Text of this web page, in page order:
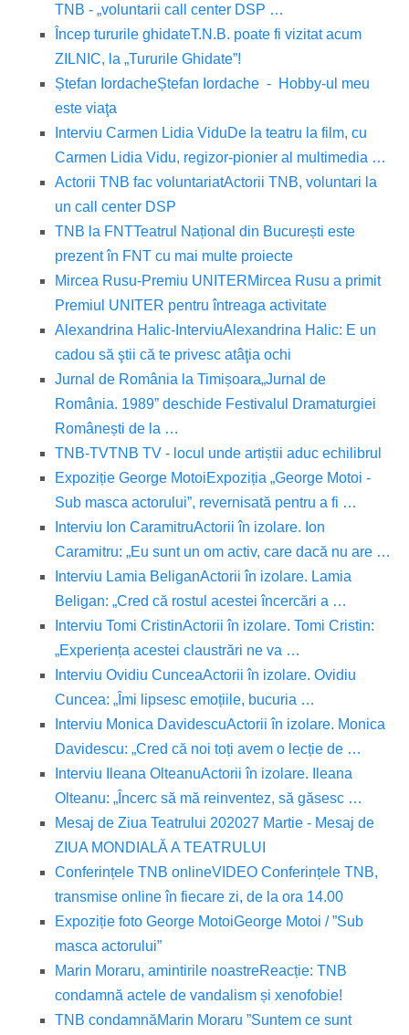
TNB - „voluntarii call center DSP …
Încep tururile ghidateT.N.B. poate fi vizitat acum
ZILNIC, la „Tururile Ghidate”!
Ștefan IordacheȘtefan Iordache - Hobby-ul meu
este viaţa
Interviu Carmen Lidia ViduDe la teatru la film, cu
Carmen Lidia Vidu, regizor-pionier al multimedia …
Actorii TNB fac voluntariatActorii TNB, voluntari la
un call center DSP
TNB la FNTTeatrul Național din București este
prezent în FNT cu mai multe proiecte
Mircea Rusu-Premiu UNITERMircea Rusu a primit
Premiul UNITER pentru întreaga activitate
Alexandrina Halic-InterviuAlexandrina Halic: E un
cadou să ştii că te privesc atâţia ochi
Jurnal de România la Timișoara„Jurnal de
România. 1989” deschide Festivalul Dramaturgiei
Românești de la …
TNB-TVTNB TV - locul unde artiștii aduc echilibrul
Expoziție George MotoiExpoziția „George Motoi -
Sub masca actorului”, revernisată pentru a fi …
Interviu Ion CaramitruActorii în izolare. Ion
Caramitru: „Eu sunt un om activ, care dacă nu are …
Interviu Lamia BeliganActorii în izolare. Lamia
Beligan: „Cred că rostul acestei încercări a …
Interviu Tomi CristinActorii în izolare. Tomi Cristin:
„Experiența acestei claustrări ne va …
Interviu Ovidiu CunceaActorii în izolare. Ovidiu
Cuncea: „Îmi lipsesc emoțiile, bucuria …
Interviu Monica DavidescuActorii în izolare. Monica
Davidescu: „Cred că noi toți avem o lecție de …
Interviu Ileana OlteanuActorii în izolare. Ileana
Olteanu: „Încerc să mă reinventez, să găsesc …
Mesaj de Ziua Teatrului 202027 Martie - Mesaj de
ZIUA MONDIALĂ A TEATRULUI
Conferințele TNB onlineVIDEO Conferințele TNB,
transmise online în fiecare zi, de la ora 14.00
Expoziție foto George MotoiGeorge Motoi / ”Sub
masca actorului”
Marin Moraru, amintirile noastreReacție: TNB
condamnă actele de vandalism și xenofobie!
TNB condamnăMarin Moraru ”Suntem ce sunt